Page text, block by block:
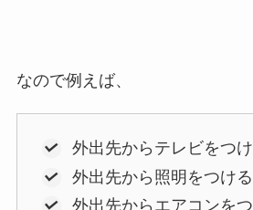
なので例えば、
外出先からテレビをつ
外出先から照明をつけ
外出先からエアコンを